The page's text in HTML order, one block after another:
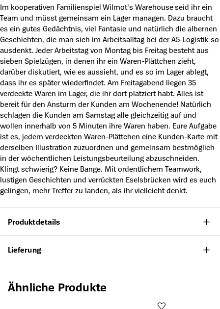
Im kooperativen Familienspiel Wilmot's Warehouse seid ihr ein
Team und müsst gemeinsam ein Lager managen. Dazu braucht
es ein gutes Gedächtnis, viel Fantasie und natürlich die albernen
Geschichten, die man sich im Arbeitsalltag bei der A5-Logistik so
ausdenkt. Jeder Arbeitstag von Montag bis Freitag besteht aus
sieben Spielzügen, in denen ihr ein Waren-Plättchen zieht,
darüber diskutiert, wie es aussieht, und es so im Lager ablegt,
dass ihr es später wiederfindet. Am Freitagabend liegen 35
verdeckte Waren im Lager, die ihr dort platziert habt. Alles ist
bereit für den Ansturm der Kunden am Wochenende! Natürlich
schlagen die Kunden am Samstag alle gleichzeitig auf und
wollen innerhalb von 5 Minuten ihre Waren haben. Eure Aufgabe
ist es, jedem verdeckten Waren-Plättchen eine Kunden-Karte mit
derselben Illustration zuzuordnen und gemeinsam bestmöglich
in der wöchentlichen Leistungsbeurteilung abzuschneiden.
Klingt schwierig? Keine Bange. Mit ordentlichem Teamwork,
lustigen Geschichten und verrückten Eselsbrücken wird es euch
gelingen, mehr Treffer zu landen, als ihr vielleicht denkt.
Produktdetails
Lieferung
Produktgalerie überspringen
Ähnliche Produkte